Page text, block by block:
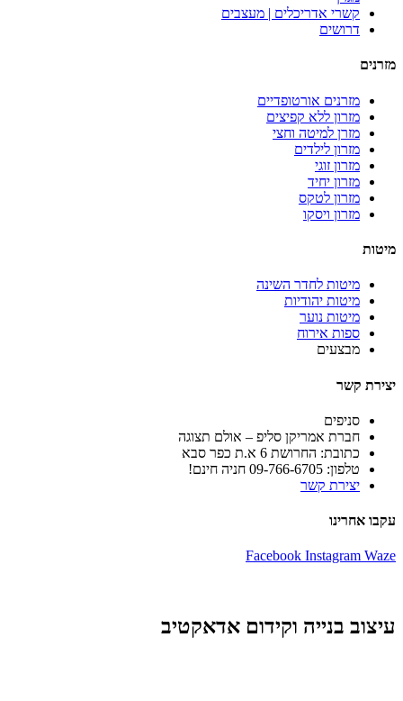
קשרי אדריכלים | מעצבים
דרושים
מזרנים
מזרנים אורטופדיים
מזרון ללא קפיצים
מזרן למיטה וחצי
מזרון לילדים
מזרון זוגי
מזרון יחיד
מזרון לטקס
מזרון ויסקו
מיטות
מיטות לחדר השינה
מיטות יהודיות
מיטות נוער
ספות אירוח
מבצעים
יצירת קשר
סניפים
חברת אמריקן סליפ – אולם תצוגה
כתובת: החרושת 6 א.ת כפר סבא
טלפון: 09-766-6705 חניה חינם!
יצירת קשר
עקבו אחרינו
Facebook Instagram Waze
עיצוב בנייה וקידום אדאקטיב